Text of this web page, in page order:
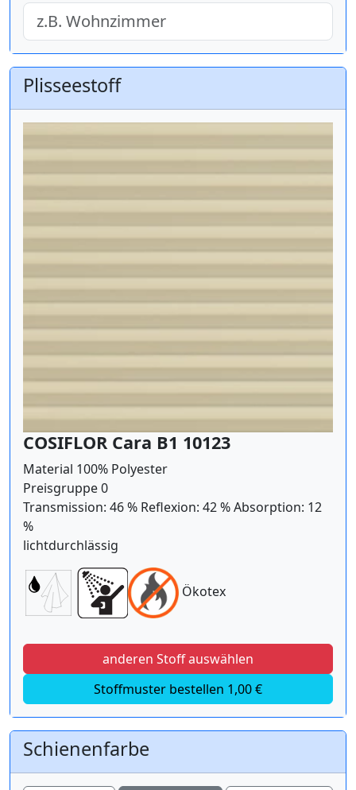
Plisseestoff
COSIFLOR Cara B1 10123
Material 100% Polyester
Preisgruppe 0
Transmission: 46 % Reflexion: 42 % Absorption: 12
%
lichtdurchlässig
Ökotex
anderen Stoff auswählen
Stoffmuster bestellen 1,00 €
Schienenfarbe